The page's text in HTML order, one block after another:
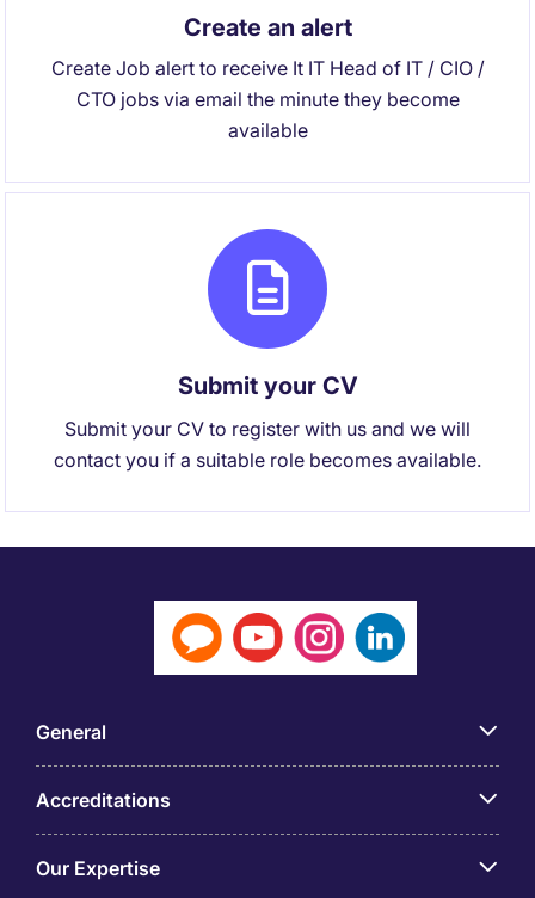
Create an alert
Create Job alert to receive It IT Head of IT / CIO /
CTO jobs via email the minute they become
available
Submit your CV
Submit your CV to register with us and we will
contact you if a suitable role becomes available.
General
Accreditations
Our Expertise